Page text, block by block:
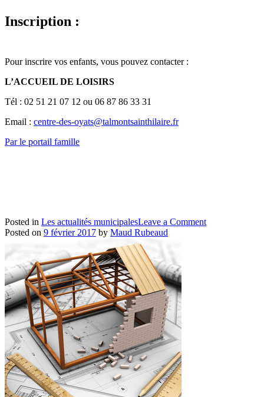
Inscription :
Pour inscrire vos enfants, vous pouvez contacter :
L’ACCUEIL DE LOISIRS
Tél : 02 51 21 07 12 ou 06 87 86 33 31
Email : centre-des-oyats@talmontsainthilaire.fr
Par le portail famille
Posted in Les actualités municipalesLeave a Commenton
Posted on 9 février 2017 by Maud Rubeaud